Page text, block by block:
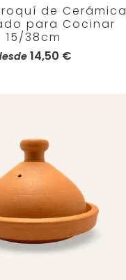
de Cerámica
para Cocinar
15/38cm
14,50 €